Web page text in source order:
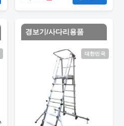
경보기/사다리용품
대한민국